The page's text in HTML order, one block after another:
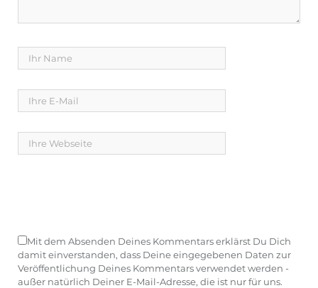
Mit dem Absenden Deines Kommentars erklärst Du Dich
damit einverstanden, dass Deine eingegebenen Daten zur
Veröffentlichung Deines Kommentars verwendet werden -
außer natürlich Deiner E-Mail-Adresse, die ist nur für uns.